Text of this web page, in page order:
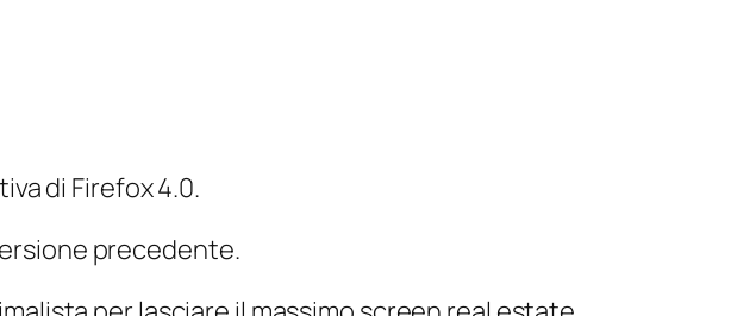
di Firefox 4.0.
precedente.